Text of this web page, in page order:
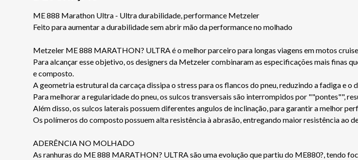
ME 888 Marathon Ultra - Ultra durabilidade, performance Metzeler
Feito para aumentar a durabilidade sem abrir mão da performance no molhado
Metzeler ME 888 MARATHON? ULTRA é o melhor parceiro para longas viagens em motos
Para alcançar esse objetivo, os designers da Metzeler combinaram as especificações mais finas
e composto.
A geometria estrutural da carcaça dissipa o stress para os flancos do pneu, reduzindo a fadiga e o
Para melhorar a regularidade do pneu, os sulcos transversais são interrompidos por ""pontes"",
Além disso, os sulcos laterais possuem diferentes angulos de inclinação, para garantir a melhor
Os polímeros do composto possuem alta resistência à abrasão, entregando maior resistência ao
ADERÊNCIA NO MOLHADO
As ranhuras do ME 888 MARATHON? ULTRA são uma evolução que partiu do ME880?, tendo